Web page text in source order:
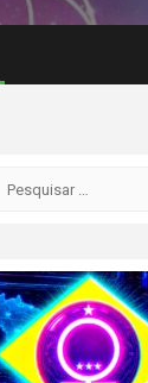
Pesquisar